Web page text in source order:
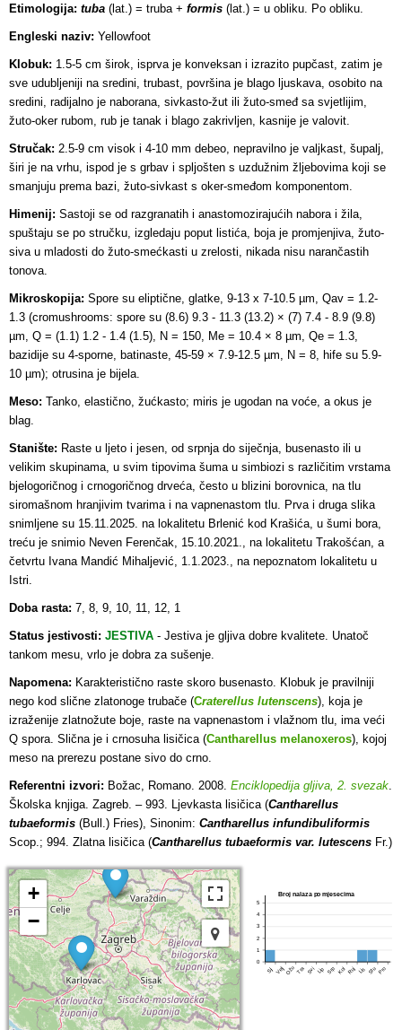
Etimologija: tuba (lat.) = truba + formis (lat.) = u obliku. Po obliku.
Engleski naziv: Yellowfoot
Klobuk: 1.5-5 cm širok, isprva je konveksan i izrazito pupčast, zatim je
sve udubljeniji na sredini, trubast, površina je blago ljuskava, osobito na
sredini, radijalno je naborana, sivkasto-žut ili žuto-smeđ sa svjetlijim,
žuto-oker rubom, rub je tanak i blago zakrivljen, kasnije je valovit.
Stručak: 2.5-9 cm visok i 4-10 mm debeo, nepravilno je valjkast, šupalj,
širi je na vrhu, ispod je s grbav i spljošten s uzdužnim žljebovima koji se
smanjuju prema bazi, žuto-sivkast s oker-smeđom komponentom.
Himenij: Sastoji se od razgranatih i anastomozirajućih nabora i žila,
spuštaju se po stručku, izgledaju poput listića, boja je promjenjiva, žuto-
siva u mladosti do žuto-smećkasti u zrelosti, nikada nisu narančastih
tonova.
Mikroskopija: Spore su eliptične, glatke, 9-13 x 7-10.5 µm, Qav = 1.2-
1.3 (cromushrooms: spore su (8.6) 9.3 - 11.3 (13.2) × (7) 7.4 - 8.9 (9.8)
µm, Q = (1.1) 1.2 - 1.4 (1.5), N = 150, Me = 10.4 × 8 µm, Qe = 1.3,
bazidije su 4-sporne, batinaste, 45-59 × 7.9-12.5 µm, N = 8, hife su 5.9-
10 µm); otrusina je bijela.
Meso: Tanko, elastično, žućkasto; miris je ugodan na voće, a okus je
blag.
Stanište: Raste u ljeto i jesen, od srpnja do siječnja, busenasto ili u
velikim skupinama, u svim tipovima šuma u simbiozi s različitim vrstama
bjelogoričnog i crnogoričnog drveća, često u blizini borovnica, na tlu
siromašnom hranjivim tvarima i na vapnenastom tlu. Prva i druga slika
snimljene su 15.11.2025. na lokalitetu Brlenić kod Krašića, u šumi bora,
treću je snimio Neven Ferenčak, 15.10.2021., na lokalitetu Trakošćan, a
četvrtu Ivana Mandić Mihaljević, 1.1.2023., na nepoznatom lokalitetu u
Istri.
Doba rasta: 7, 8, 9, 10, 11, 12, 1
Status jestivosti: JESTIVA - Jestiva je gljiva dobre kvalitete. Unatoč
tankom mesu, vrlo je dobra za sušenje.
Napomena: Karakteristično raste skoro busenasto. Klobuk je pravilniji
nego kod slične zlatonoge trubače (Craterellus lutenscens), koja je
izraženije zlatnožute boje, raste na vapnenastom i vlažnom tlu, ima veći
Q spora. Slična je i crnosuha lisičica (Cantharellus melanoxeros), kojoj
meso na prerezu postane sivo do crno.
Referentni izvori: Božac, Romano. 2008. Enciklopedija gljiva, 2. svezak
Školska knjiga. Zagreb. – 993. Ljevkasta lisičica (Cantharellus
tubaeformis (Bull.) Fries), Sinonim: Cantharellus infundibuliformis
Scop.; 994. Zlatna lisičica (Cantharellus tubaeformis var. lutescens Fr.)
+
−
Broj nalaza po mjesecima
0
1
2
3
4
5
Sij VeljOžuTra Svi Lip Srp Kol Ruj Lis StuPro